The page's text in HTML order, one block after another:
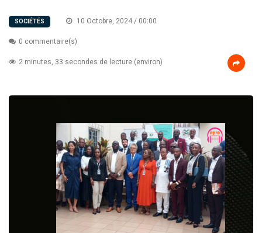
SOCIÉTÉS 10 Octobre, 2024 / 00:00
0 commentaire(s)
2 minutes, 33 secondes de lecture (environ)